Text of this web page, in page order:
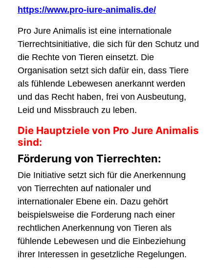
https://www.pro-iure-animalis.de/
Pro Jure Animalis ist eine internationale
Tierrechtsinitiative, die sich für den Schutz und
die Rechte von Tieren einsetzt. Die
Organisation setzt sich dafür ein, dass Tiere
als fühlende Lebewesen anerkannt werden
und das Recht haben, frei von Ausbeutung,
Leid und Missbrauch zu leben.
Die Hauptziele von Pro Jure Animalis
sind:
Förderung von Tierrechten:
Die Initiative setzt sich für die Anerkennung
von Tierrechten auf nationaler und
internationaler Ebene ein. Dazu gehört
beispielsweise die Forderung nach einer
rechtlichen Anerkennung von Tieren als
fühlende Lebewesen und die Einbeziehung
ihrer Interessen in gesetzliche Regelungen.